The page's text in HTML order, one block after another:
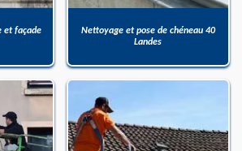
et façade
Nettoyage et pose de chéneau 40
Landes